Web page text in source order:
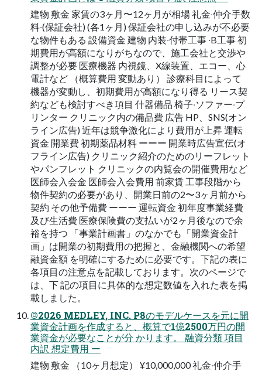
建物 敷⾦ 家賃の3ヶ⽉〜12ヶ⽉が相場 礼⾦‧仲介⼿数
料‧(保証会社) (各1ヶ⽉) 保証会社の申し込みが不必要
な物件もある 設備資⾦ 建物 内装‧付帯⼯事 ‧B⼯事 初
期費⽤が⾼額になりがちなので、施⼯会社と交渉や
調整が必要 医療機器 内視鏡、X線装置、エコー、⼼
電計など （概算費⽤ 変動あり） 診療科⽬によって
機器が変動し、初期費⽤が⾼額になり得る リース契
約なども検討すべき項⽬ 什器備品 椅⼦‧ソファー‧プ
リンター クリニック内の備品費 広告 HP、SNS(オン
ライン広告) 近年は競争激化により費⽤が上昇 運転
資⾦ 開業費 初期薬品材料 ーーー 開業時広告宣伝(オ
フライン広告) クリニック紹介のためのリーフレット
やパンフレット クリニックの内覧会の開催費⽤など
医師会⼊会⾦ 医師会⼊会費⽤ 前家賃 ⼯事段階から
物件契約の必要があり、開業⽇前の2〜3ヶ⽉前から
契約 その他予備費 ーーー 運転資⾦ 初年度事業経費
及び⽣活費 医療保険費の⽀払いが2ヶ⽉後なので余
裕を持つ 「事業計画書」のなかでも「開業資⾦計
画」は開業の初期費⽤の把握と、⾦融機関への希望
融資⾦額 を明確にするために必要です。下記の表に
各項⽬の注意点を記載しております。次のページで
は、下 記の項⽬に具体的な想定数値を⼊れた表を掲
載しました。
©2026 MEDLEY, INC. P8のモデルケースを元に開
業資⾦計画を作成すると、概算で1億2500万円の開
業資⾦が必要なことが分 かります。 融資分類 項⽬
内訳 想定費⽤ ー
建物 敷⾦ （10ヶ⽉想定） ¥10,000,000 礼⾦‧仲介⼿